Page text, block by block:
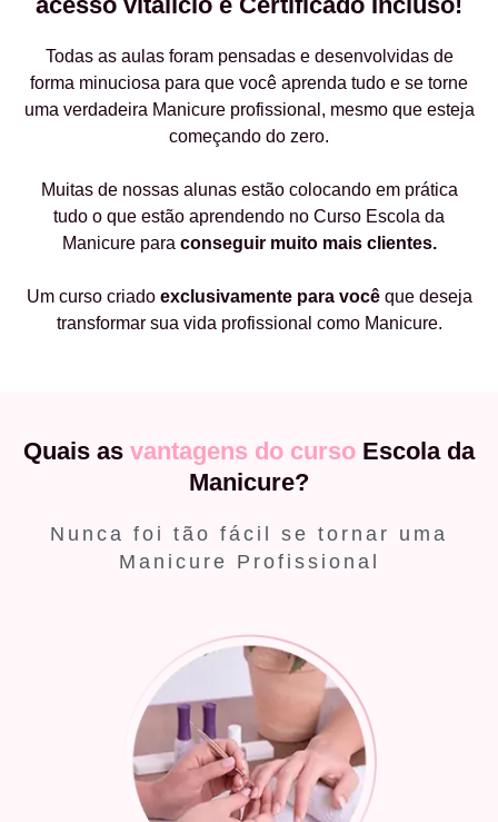
Todas as aulas foram pensadas e desenvolvidas de
forma minuciosa para que você aprenda tudo e se torne
uma verdadeira Manicure profissional, mesmo que esteja
começando do zero.
Muitas de nossas alunas estão colocando em prática
tudo o que estão aprendendo no Curso Escola da
Manicure para conseguir muito mais clientes.
Um curso criado exclusivamente para vocêque deseja
transformar sua vida profissional como Manicure.
Quais as vantagens do curso Escola da
Manicure?
Nunca foi tão fácil se tornar uma
Manicure Profissional